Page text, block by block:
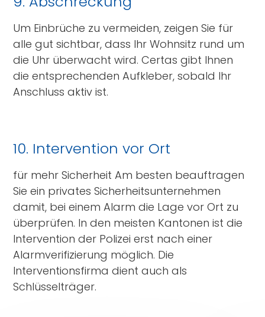
Um Einbrüche zu vermeiden, zeigen Sie für
alle gut sichtbar, dass Ihr Wohnsitz rund um
die Uhr überwacht wird. Certas gibt Ihnen
die entsprechenden Aufkleber, sobald Ihr
Anschluss aktiv ist.
10. Intervention vor Ort
für mehr Sicherheit Am besten beauftragen
Sie ein privates Sicherheitsunternehmen
damit, bei einem Alarm die Lage vor Ort zu
überprüfen. In den meisten Kantonen ist die
Intervention der Polizei erst nach einer
Alarmverifizierung möglich. Die
Interventionsfirma dient auch als
Schlüsselträger.